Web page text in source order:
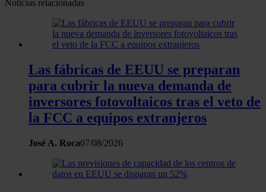
Noticias relacionadas
Las fábricas de EEUU se preparan
para cubrir la nueva demanda de
inversores fotovoltaicos tras el veto de
la FCC a equipos extranjeros
José A. Roca07/08/2026